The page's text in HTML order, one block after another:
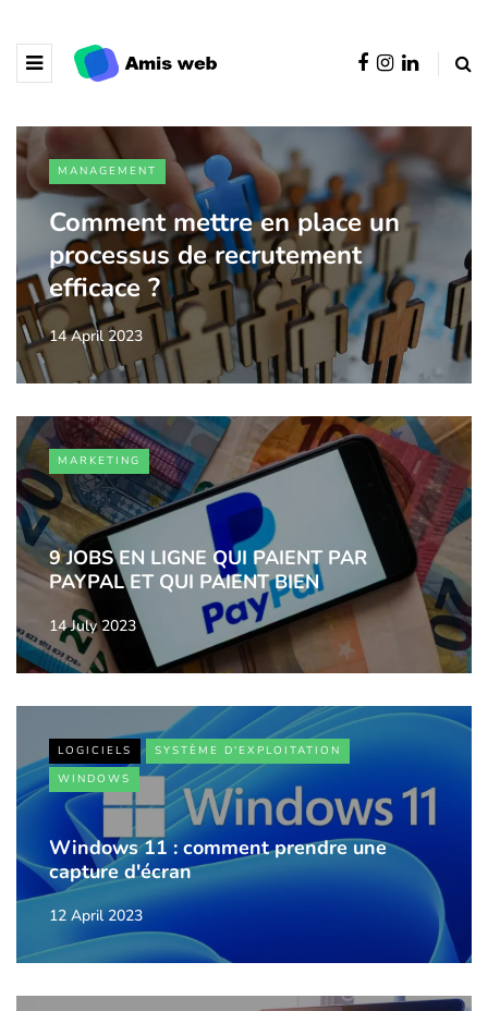
MANAGEMENT
Comment mettre en place un
processus de recrutement
efficace ?
14 April 2023
MARKETING
9 JOBS EN LIGNE QUI PAIENT PAR
PAYPAL ET QUI PAIENT BIEN
14 July 2023
LOGICIELS
SYSTÈME D'EXPLOITATION
WINDOWS
Windows 11 : comment prendre une
capture d'écran
12 April 2023